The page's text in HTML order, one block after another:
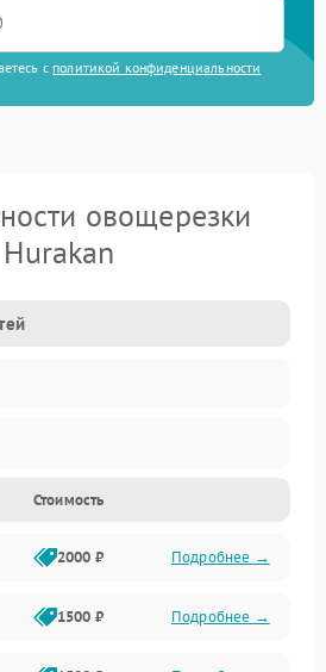
с политикой конфиденциальности
овощерезки
Hurakan
Стоимость
2000 ₽ Подробнее →
1500 ₽ Подробнее →